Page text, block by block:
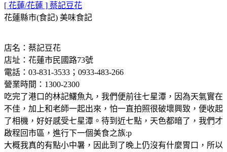
[ 花蓮/花蓮 ] 蔡記豆花
花蓮縣市(食記) 美味食記
店名：蔡記豆花
店址：花蓮市民國路73號
電話：03-831-3533；0933-483-266
營業時間：1300-2300
吃完了港口的林記鱰魚丸，我們便前往七星潭，因為天氣實在
不佳，加上和老師一起出來，怕一直拍照很破壞興致，便收起
了相機，好好感受七星潭。待到近七點，天色都暗了，我們才
啟程回市區，進行下一個美食之族:p
大概我真的有點小中暑，因此到了晚上仍沒有什麼胃口，所以